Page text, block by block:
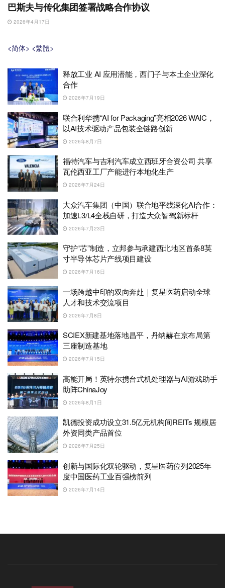
巴斯夫与传化集团签署战略合作协议
2026年4月17日
<简体> <繁體>
释放工业 AI 应用潜能，西门子与本土企业深化
合作
2026年7月19日
联合利华携“AI for Packaging”亮相2026 WAIC，
以AI技术驱动产品包装全链路创新
2026年8月7日
福特汽车与吉利汽车成立西班牙合资公司 共享
瓦伦西亚工厂产能进行本地化生产
2026年7月24日
大众汽车集团（中国）联合地平线深化AI合作：
加速L3/L4全栈自研，打造大众智驾新标杆
2026年7月23日
守护“芯”制造，立邦参与承建西北地区首条8英
寸半导体芯片产线项目建设
2026年7月16日
一场跨越中印的双向奔赴｜复星医药启动全球
人才和技术交流项目
2026年7月8日
SCIEX新建基地落地昌平，丹纳赫在京布局第
三座制造基地
2026年7月15日
高能开局！英特尔携台式机处理器与AI游戏助手
助阵ChinaJoy
2026年8月1日
凯德投资成功设立31.5亿元机构间REITs 规模居
外资同类产品首位
2026年7月25日
创新与国际化双轮驱动，复星医药位列2025年
度中国医药工业百强榜前列
2026年7月14日